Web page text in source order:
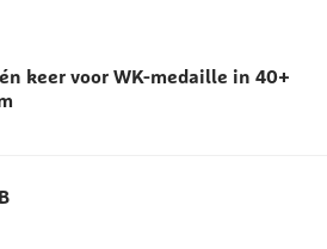
keer voor WK-medaille in 40+